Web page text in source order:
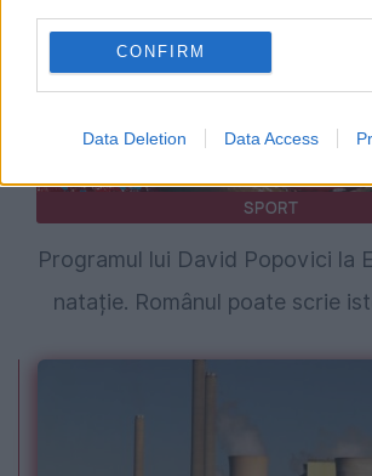
CONFIRM
Data Deletion Data Access
SPORT
Programul lui David Popovici la
natație. Românul poate scrie